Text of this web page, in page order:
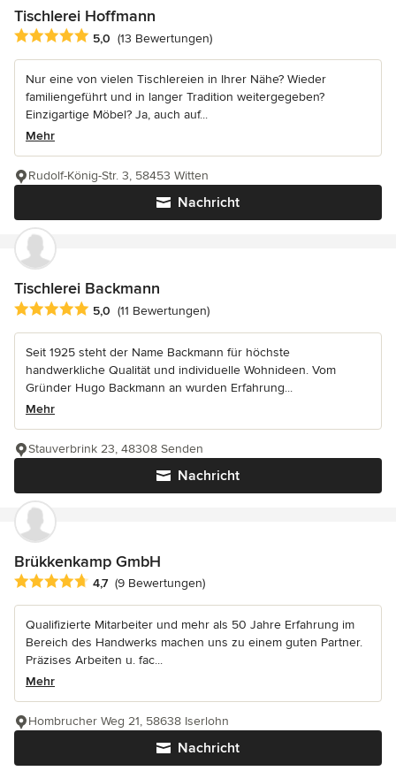
Tischlerei Hoffmann
Durchschnittliche Bewertung: 5 von 5 Sternen
5,0 (13 Bewertungen)
Nur eine von vielen Tischlereien in Ihrer Nähe? Wieder
familiengeführt und in langer Tradition weitergegeben?
Einzigartige Möbel? Ja, auch auf...
Mehr
Nachricht
Rudolf-König-Str. 3, 58453 Witten
Tischlerei Backmann
Durchschnittliche Bewertung: 5 von 5 Sternen
5,0 (11 Bewertungen)
Seit 1925 steht der Name Backmann für höchste
handwerkliche Qualität und individuelle Wohnideen. Vom
Gründer Hugo Backmann an wurden Erfahrung...
Mehr
Nachricht
Stauverbrink 23, 48308 Senden
Brükkenkamp GmbH
Durchschnittliche Bewertung: 4.7 von 5 Sternen
4,7 (9 Bewertungen)
Qualifizierte Mitarbeiter und mehr als 50 Jahre Erfahrung im
Bereich des Handwerks machen uns zu einem guten Partner.
Präzises Arbeiten u. fac...
Mehr
Nachricht
Hombrucher Weg 21, 58638 Iserlohn